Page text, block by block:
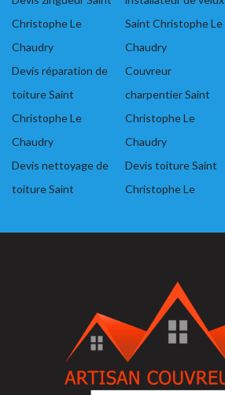
Christophe Le
Chaudry
Devis réparation de
toiture Saint
Christophe Le
Chaudry
Devis nettoyage de
toiture Saint
Saint Christophe Le
Chaudry
Couvreur
charpentier Saint
Christophe Le
Chaudry
Devis toiture Saint
Christophe Le